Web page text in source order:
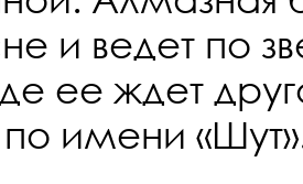
и ведет по
ее ждет
имени